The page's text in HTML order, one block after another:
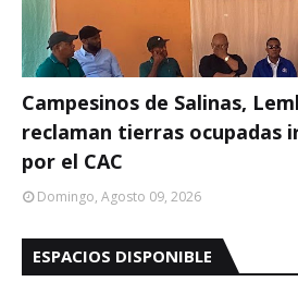
Campesinos de Salinas,
reclaman tierras ocupadas
por el CAC
Domingo, Agosto 09, 2026
ESPACIOS DISPONIBLE